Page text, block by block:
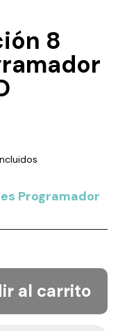
8
Programador
al carrito